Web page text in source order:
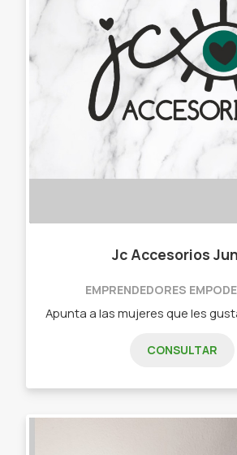
Jc Accesorios
EMPRENDEDORES
CONSULTAR